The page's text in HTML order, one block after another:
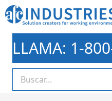
LLAMA: 1-